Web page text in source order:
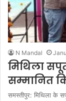
N Mandal
मिथिला
सम्मानित
समस्तीपुर: मिथिला के